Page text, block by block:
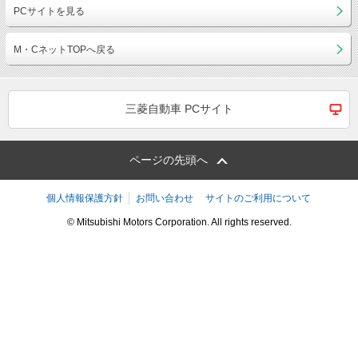
PCサイトを見る
M・CネットTOPへ戻る
三菱自動車 PCサイト
ページの先頭へ
個人情報保護方針 お問い合わせ サイトのご利用について
© Mitsubishi Motors Corporation. All rights reserved.